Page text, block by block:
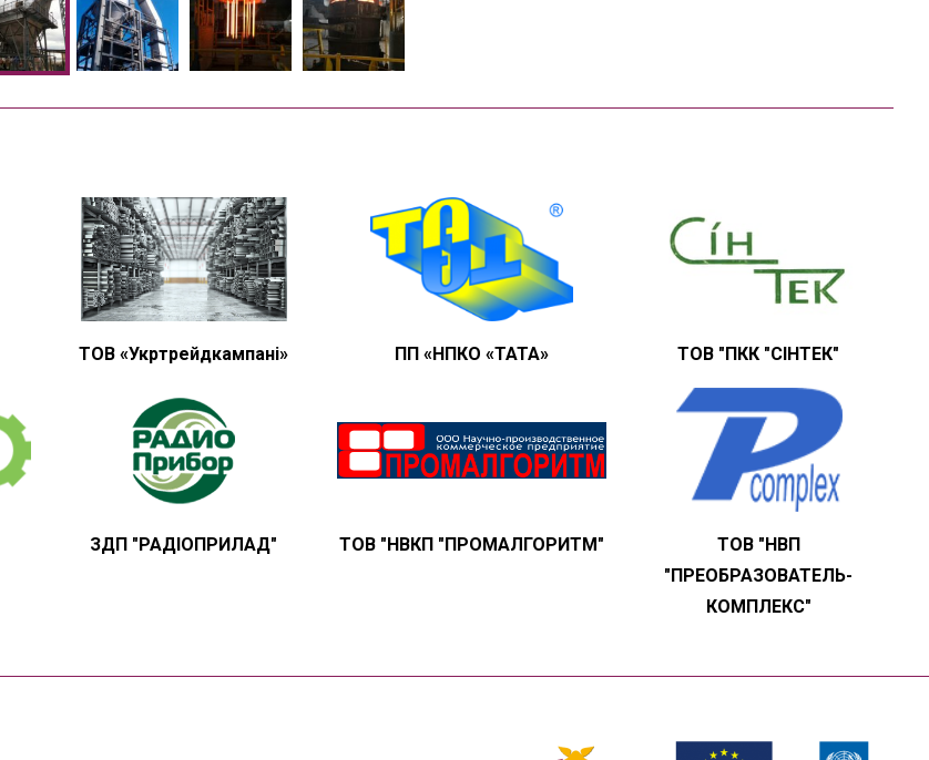
ТОВ «Укртрейдкампані» ПП «НПКО «ТАТА» ТОВ "ПКК "СІНТЕК"
ЗДП "РАДІОПРИЛАД" ТОВ "НВКП "ПРОМАЛГОРИТМ"
ТОВ "НВП
"ПРЕОБРАЗОВАТЕЛЬ-
КОМПЛЕКС"